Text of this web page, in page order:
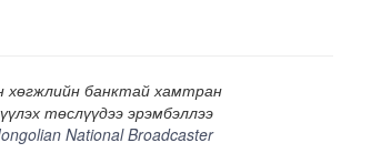
хөгжлийн банктай хамтран
төслүүдээ эрэмбэллээ
National Broadcaster